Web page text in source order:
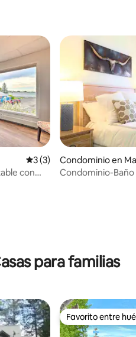
Calificación promedio: 3 de
3 (3)
con
Condominio en
Condominio-Baño
para familias
Favorito entre
Favorito entre